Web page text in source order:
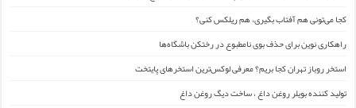
کجا می‌تونی هم آفتاب بگیری، هم ریلکس کنی؟
راهکاری نوین برای حذف بوی نامطبوع در رختکن باشگاه‌ها
استخر روباز تهران کجا بریم؟ معرفی لوکس‌ترین استخرهای پایتخت
تولید کننده بویلر روغن داغ ، ساخت دیگ روغن داغ